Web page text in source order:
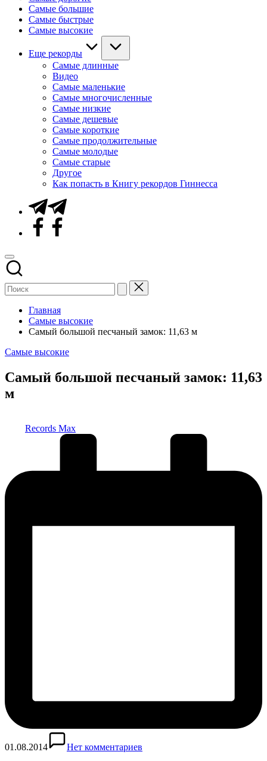
Самые большие
Самые быстрые
Самые высокие
Еще рекорды
Самые длинные
Видео
Самые маленькие
Самые многочисленные
Самые низкие
Самые дешевые
Самые короткие
Самые продолжительные
Самые молодые
Самые старые
Другое
Как попасть в Книгу рекордов Гиннесса
Telegram
Facebook
Главная
Самые высокие
Самый большой песчаный замок: 11,63 м
Опубликовано
Самые высокие
Самый большой песчаный замок: 11,63
м
Records Max
01.08.2014 Нет комментариев